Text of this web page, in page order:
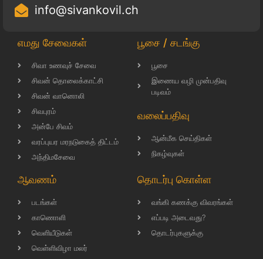
info@sivankovil.ch
எமது சேவைகள்
சிவா உணவுச் சேவை
சிவன் தொலைக்காட்சி
சிவன் வானொலி
சிவபுரம்
அன்பே சிவம்
வரப்புயர மரநடுகைத் திட்டம்
அந்திமசேவை
பூசை / சடங்கு
பூசை
இணைய வழி முன்பதிவு
படிவம்
வலைப்பதிவு
ஆன்மீக செய்திகள்
நிகழ்வுகள்
ஆவணம்
படங்கள்
காணொளி
வெளியீடுகள்
வெள்ளிவிழா மலர்
தொடர்பு கொள்ள
வங்கி கணக்கு விவரங்கள்
எப்படி அடைவது?
தொடர்புகளுக்கு